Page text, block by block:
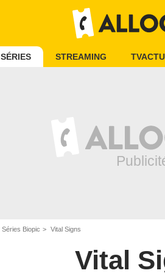
SÉRIES STREAMING TVACTU
Séries Biopic Vital Signs
Vital